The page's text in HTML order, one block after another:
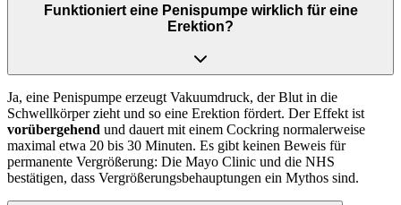
Funktioniert eine Penispumpe wirklich für eine
Erektion?
Ja, eine Penispumpe erzeugt Vakuumdruck, der Blut in die
Schwellkörper zieht und so eine Erektion fördert. Der Effekt ist
vorübergehend und dauert mit einem Cockring normalerweise
maximal etwa 20 bis 30 Minuten. Es gibt keinen Beweis für
permanente Vergrößerung: Die Mayo Clinic und die NHS
bestätigen, dass Vergrößerungsbehauptungen ein Mythos sind.